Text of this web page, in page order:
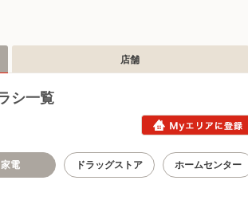
店舗
シ一覧
家電 ドラッグストア ホームセンター